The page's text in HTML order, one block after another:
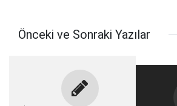
Önceki ve Sonraki Yazılar